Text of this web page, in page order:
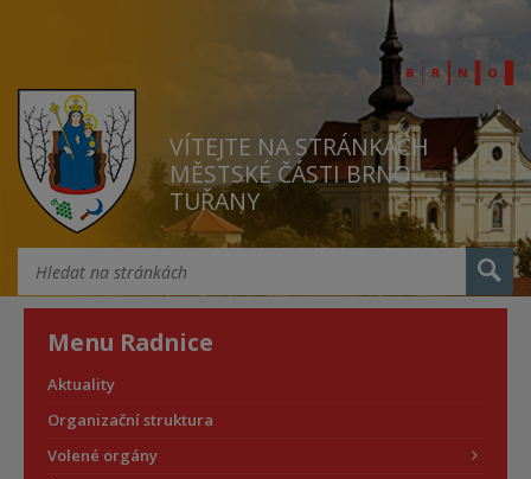
VÍTEJTE NA STRÁNKÁCH
MĚSTSKÉ ČÁSTI BRNO
TUŘANY
Menu Radnice
Aktuality
Organizační struktura
Volené orgány